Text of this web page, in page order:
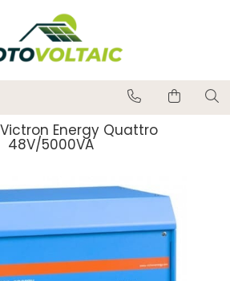
Energy Quattro
48V/5000VA